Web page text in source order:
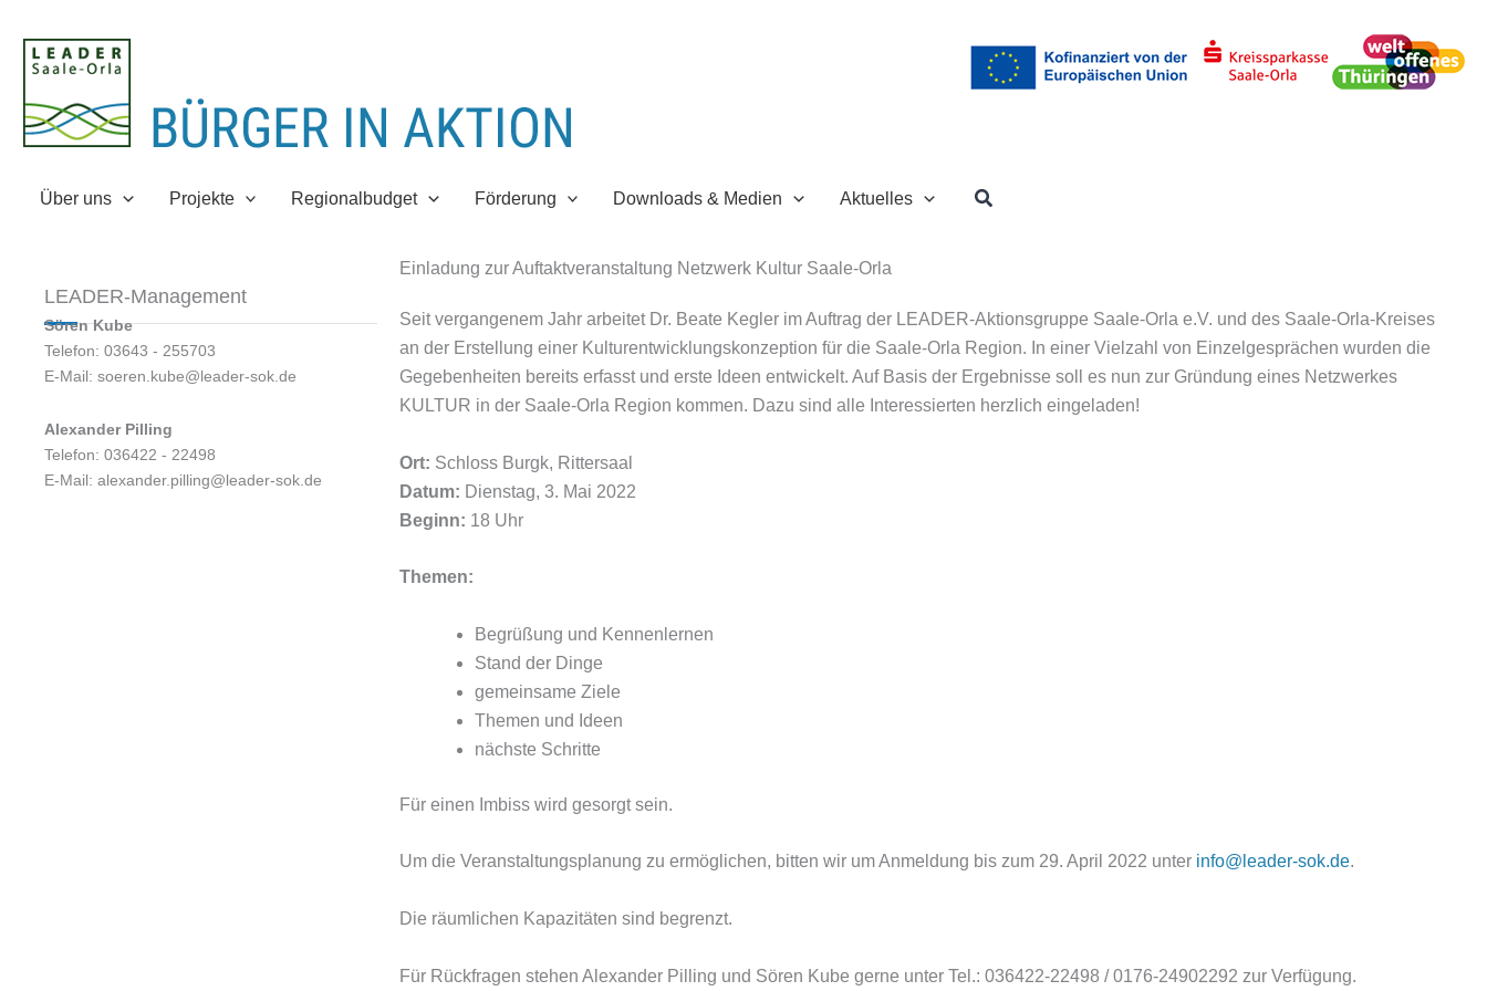
Inhalt
springen
Über uns Projekte Regionalbudget Förderung Downloads & Medien Aktuelles Suchen
LEADER-Management
Sören Kube
Telefon: 03643 - 255703
E-Mail: soeren.kube@leader-sok.de
Alexander Pilling
Telefon: 036422 - 22498
E-Mail: alexander.pilling@leader-sok.de
Einladung zur Auftaktveranstaltung Netzwerk Kultur Saale-Orla
Seit vergangenem Jahr arbeitet Dr. Beate Kegler im Auftrag der LEADER-Aktionsgruppe Saale-Orla e.V. und des Saale-Orla-Kreises
an der Erstellung einer Kulturentwicklungskonzeption für die Saale-Orla Region. In einer Vielzahl von Einzelgesprächen wurden die
Gegebenheiten bereits erfasst und erste Ideen entwickelt. Auf Basis der Ergebnisse soll es nun zur Gründung eines Netzwerkes
KULTUR in der Saale-Orla Region kommen. Dazu sind alle Interessierten herzlich eingeladen!
Ort: Schloss Burgk, Rittersaal
Datum: Dienstag, 3. Mai 2022
Beginn: 18 Uhr
Themen:
Begrüßung und Kennenlernen
Stand der Dinge
gemeinsame Ziele
Themen und Ideen
nächste Schritte
Für einen Imbiss wird gesorgt sein.
Um die Veranstaltungsplanung zu ermöglichen, bitten wir um Anmeldung bis zum 29. April 2022 unter info@leader-sok.de.
Die räumlichen Kapazitäten sind begrenzt.
Für Rückfragen stehen Alexander Pilling und Sören Kube gerne unter Tel.: 036422-22498 / 0176-24902292 zur Verfügung.